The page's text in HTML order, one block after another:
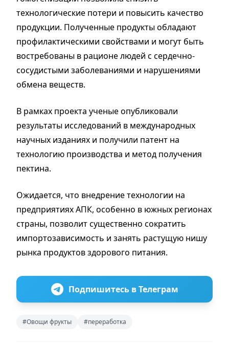
технологические потери и повысить качество
продукции. Полученные продукты обладают
профилактическими свойствами и могут быть
востребованы в рационе людей с сердечно-
сосудистыми заболеваниями и нарушениями
обмена веществ.
В рамках проекта ученые опубликовали
результаты исследований в международных
научных изданиях и получили патент на
технологию производства и метод получения
пектина.
Ожидается, что внедрение технологии на
предприятиях АПК, особенно в южных регионах
страны, позволит существенно сократить
импортозависимость и занять растущую нишу
рынка продуктов здорового питания.
Подпишитесь в Телеграм
#Овощи фрукты #переработка